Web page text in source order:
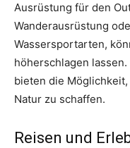
Ausrüstung für den
Wanderausrüstung
Wassersportarten,
höherschlagen lassen.
bieten die
Natur zu schaffen.
Reisen und